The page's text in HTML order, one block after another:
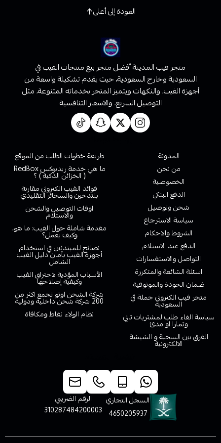
العودة إلى أعلى
متجر فيب المدينة أفضل متجر بيع منتجات الفيب في
السعودية وخارج السعودية، حيث يقدم تشكيلة واسعة من
أجهزة الفيب، والنكهات ويتميز المتجر بخدماته المتنوعة، مثل
التوصيل السريع، والاسعار التنافسية
المدونة
من نحن
الخصوصية
الدفع البنكي
شحن وتوصيل
سياسة الاسترجاع
الشروط والاحكام
الدفع عند الاستلام
التواصل والاستفسارات
اسئلة الشائعة والمتكررة
ضمان الجودة والموثوقية
متجر فيب الكتروني جملة في
السعودية
سياسة الغاء طلب لمشتريات تابي
وتمارا او مدئ
الفرق بين السحبة و الشيشة
الالكترونية
طريقة خطوات الطلب من الموقع
ما هي خدمة ريدبوكس RedBox
( الخزائن الذكية ) ؟
فوائد الفيب الكتروني مقارنة
بلتدخين والسجائر التقليدي
اوقات التوصيل والشحن
والاستلام
مقدمة شاملة حول الفيب: ما هو،
وكيف يعمل؟
نصائح للمبتدئين في استخدام
أجهزة الفيب بأمان دليل الفيب
الشامل
الأسباب المؤدية لاحتراق الفيب
وكيفية إصلاحها
شركة الشحن اوتو تجمع اكثر من
200 شركة شحن داخلية ودولية
نظام الولاء نقاط ومكافاة
السجل التجاري
4650205937
الرقم الضريبي
310287484200003